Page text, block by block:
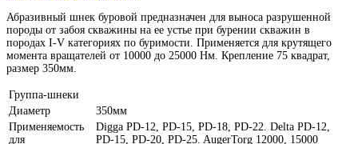
Абразивный шнек буровой предназначен для выноса разрушенной
породы от забоя скважины на ее устье при бурении скважин в
породах I-V категориях по буримости. Применяется для крутящего
момента вращателей от 10000 до 25000 Нм. Крепление 75 квадрат,
размер 350мм.
Группа-шнеки
Диаметр
350мм
Применяемость
для
Digga PD-12, PD-15, PD-18, PD-22. Delta PD-12,
PD-15, PD-20, PD-25. AugerTorg 12000, 15000